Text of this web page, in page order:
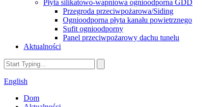
Płyta silikatowo-wapniowa ognioodporna GDD
Przegroda przeciwpożarowa/Siding
Ognioodporna płyta kanału powietrznego
Sufit ognioodporny
Panel przeciwpożarowy dachu tunelu
Aktualności
English
Dom